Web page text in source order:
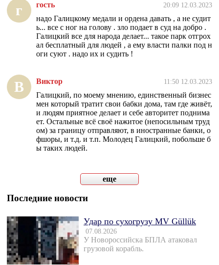
г гость 20:09 12.03.2023
надо Галицкому медали и ордена давать , а не судит
ь... все с ног на голову . зло подает в суд на добро .
Галицкий все для народа делает... такое парк отгрох
ал бесплатный для людей , а ему власти палки под н
оги суют . надо их и судить !
В Виктор 11:50 12.03.2023
Галицкий, по моему мнению, единственный бизнес
мен который тратит свои бабки дома, там где живёт,
и людям приятное делает и себе авторитет поднима
ет. Остальные всё своё нажитое (непосильным труд
ом) за границу отправляют, в иностранные банки, о
фшоры, и т.д. и т.п. Молодец Галицкий, побольше б
ы таких людей.
еще
Последние новости
Удар по сухогрузу MV Güllük
07.08.2026
У Новороссийска БПЛА атаковал
грузовой корабль.